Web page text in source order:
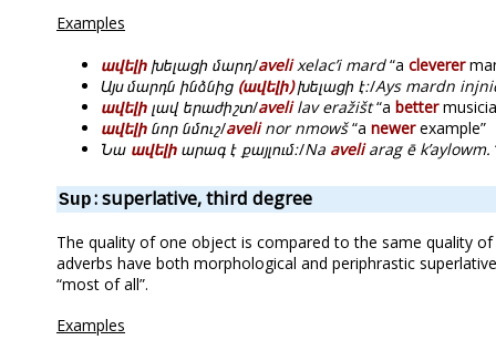
Examples
ավելի խելացի մարդ/avelixelacʼi mard“a cleverer
Այս մարդն ինձնից (ավելի)խելացի է։/Ays mardn
ավելի լավ երաժիշտ/avelilav eražišt“a better
ավելի նոր նմուշ/avelinor nmowš“a newerexample”
Նա ավելի արագ է քայլում։/Na aveliarag ē kʼaylowm.
Sup: superlative, third degree
The quality of one object is compared to the same quality
adverbs have both morphological and periphrastic
“most of all”.
Examples